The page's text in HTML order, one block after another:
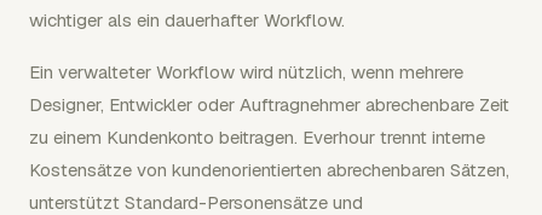
wichtiger als ein dauerhafter Workflow.
Ein verwalteter Workflow wird nützlich, wenn mehrere
Designer, Entwickler oder Auftragnehmer abrechenbare Zeit
zu einem Kundenkonto beitragen. Everhour trennt interne
Kostensätze von kundenorientierten abrechenbaren Sätzen,
unterstützt Standard-Personensätze und